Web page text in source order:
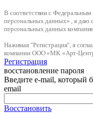
В соответствии с
персональных данных» , я даю
персональных данных
Нажимая "Регистрация", я
компании ООО «МК «Арт-
Регистрация
восстановление пароля
Введите e-mail, который
email
Восстановить